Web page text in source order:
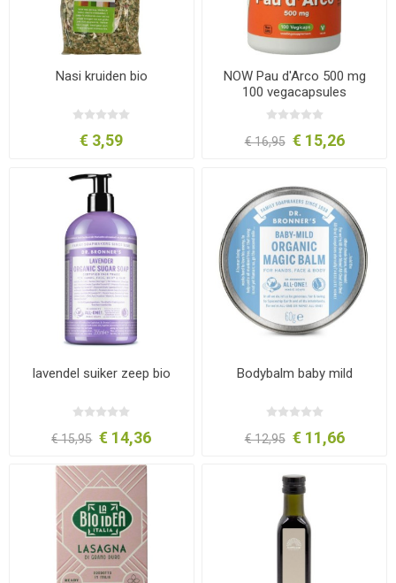
Nasi kruiden bio
€ 3,59
NOW Pau d'Arco 500 mg
100 vegacapsules
€ 16,95 € 15,26
lavendel suiker zeep bio
€ 15,95 € 14,36
Bodybalm baby mild
€ 12,95 € 11,66